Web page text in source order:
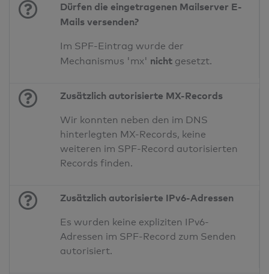
Dürfen die eingetragenen Mailserver E-
Mails versenden?
Im SPF-Eintrag wurde der
Mechanismus 'mx' nicht gesetzt.
Zusätzlich autorisierte MX-Records
Wir konnten neben den im DNS
hinterlegten MX-Records, keine
weiteren im SPF-Record autorisierten
Records finden.
Zusätzlich autorisierte IPv6-Adressen
Es wurden keine expliziten IPv6-
Adressen im SPF-Record zum Senden
autorisiert.